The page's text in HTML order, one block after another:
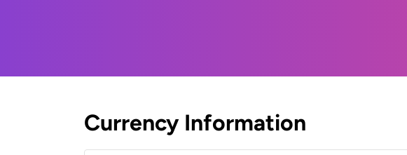
Currency Information